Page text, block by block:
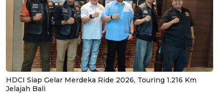
HDCI Siap Gelar Merdeka Ride 2026, Touring 1.216 Km
Jelajah Bali